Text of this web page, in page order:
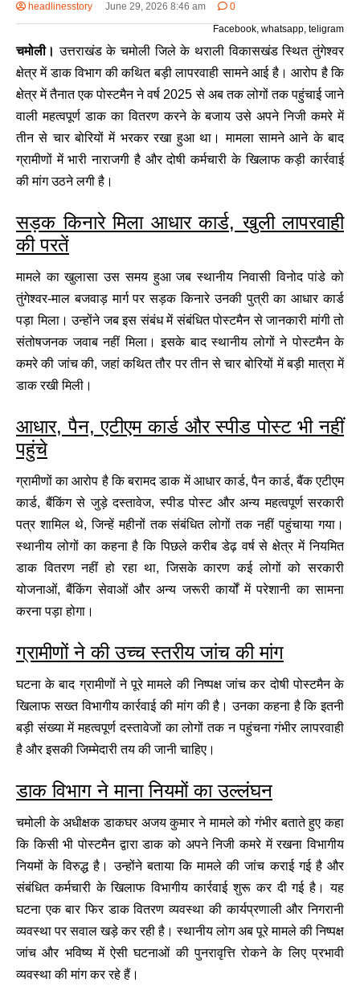
headlinesstory June 29, 2026 8:46 am
0
Facebook, whatsapp, teligram
चमोली। उत्तराखंड के चमोली जिले के थराली विकासखंड स्थित तुंगेश्वर
क्षेत्र में डाक विभाग की कथित बड़ी लापरवाही सामने आई है। आरोप है कि
क्षेत्र में तैनात एक पोस्टमैन ने वर्ष 2025 से अब तक लोगों तक पहुंचाई जाने
वाली महत्वपूर्ण डाक का वितरण करने के बजाय उसे अपने निजी कमरे में
तीन से चार बोरियों में भरकर रखा हुआ था। मामला सामने आने के बाद
ग्रामीणों में भारी नाराजगी है और दोषी कर्मचारी के खिलाफ कड़ी कार्रवाई
की मांग उठने लगी है।
सड़क किनारे मिला आधार कार्ड, खुली लापरवाही
की परतें
मामले का खुलासा उस समय हुआ जब स्थानीय निवासी विनोद पांडे को
तुंगेश्वर-माल बजवाड़ मार्ग पर सड़क किनारे उनकी पुत्री का आधार कार्ड
पड़ा मिला। उन्होंने जब इस संबंध में संबंधित पोस्टमैन से जानकारी मांगी तो
संतोषजनक जवाब नहीं मिला। इसके बाद स्थानीय लोगों ने पोस्टमैन के
कमरे की जांच की, जहां कथित तौर पर तीन से चार बोरियों में बड़ी मात्रा में
डाक रखी मिली।
आधार, पैन, एटीएम कार्ड और स्पीड पोस्ट भी नहीं
पहुंचे
ग्रामीणों का आरोप है कि बरामद डाक में आधार कार्ड, पैन कार्ड, बैंक एटीएम
कार्ड, बैंकिंग से जुड़े दस्तावेज, स्पीड पोस्ट और अन्य महत्वपूर्ण सरकारी
पत्र शामिल थे, जिन्हें महीनों तक संबंधित लोगों तक नहीं पहुंचाया गया।
स्थानीय लोगों का कहना है कि पिछले करीब डेढ़ वर्ष से क्षेत्र में नियमित
डाक वितरण नहीं हो रहा था, जिसके कारण कई लोगों को सरकारी
योजनाओं, बैंकिंग सेवाओं और अन्य जरूरी कार्यों में परेशानी का सामना
करना पड़ा होगा।
ग्रामीणों ने की उच्च स्तरीय जांच की मांग
घटना के बाद ग्रामीणों ने पूरे मामले की निष्पक्ष जांच कर दोषी पोस्टमैन के
खिलाफ सख्त विभागीय कार्रवाई की मांग की है। उनका कहना है कि इतनी
बड़ी संख्या में महत्वपूर्ण दस्तावेजों का लोगों तक न पहुंचना गंभीर लापरवाही
है और इसकी जिम्मेदारी तय की जानी चाहिए।
डाक विभाग ने माना नियमों का उल्लंघन
चमोली के अधीक्षक डाकघर अजय कुमार ने मामले को गंभीर बताते हुए कहा
कि किसी भी पोस्टमैन द्वारा डाक को अपने निजी कमरे में रखना विभागीय
नियमों के विरुद्ध है। उन्होंने बताया कि मामले की जांच कराई गई है और
संबंधित कर्मचारी के खिलाफ विभागीय कार्रवाई शुरू कर दी गई है। यह
घटना एक बार फिर डाक वितरण व्यवस्था की कार्यप्रणाली और निगरानी
व्यवस्था पर सवाल खड़े कर रही है। स्थानीय लोग अब पूरे मामले की निष्पक्ष
जांच और भविष्य में ऐसी घटनाओं की पुनरावृत्ति रोकने के लिए प्रभावी
व्यवस्था की मांग कर रहे हैं।